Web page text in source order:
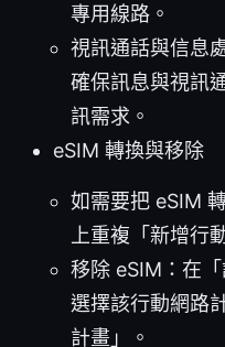
專用線路。
視訊通話與信息
確保訊息與視訊
訊需求。
eSIM 轉換與移除
如需要把 eSIM
上重複「新增行
移除 eSIM：在
選擇該行動網路
計畫」。